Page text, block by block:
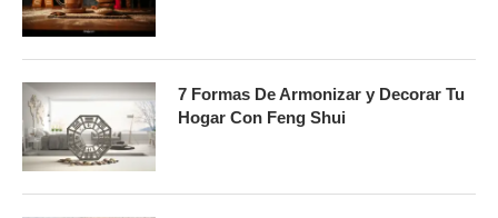
7 Formas De Armonizar y Decorar Tu
Hogar Con Feng Shui